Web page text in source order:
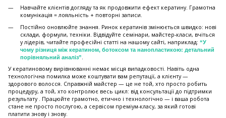
Навчайте клієнтів догляду та як продовжити ефект кератину. Грамотна
комунікація = лояльність + повторні записи.
Постійно оновлюйте знання. Ринок кератинів змінюється швидко: нові
склади, формули, техніки. Відвідуйте семінари, майстер-класи, вчіться
у лідерів, читайте професійні статті на нашому сайті, наприклад: “У
чому різниця між кератином, ботоксом та нанопластикою: детальний
порівняльний аналіз”
У кератиновому вирівнюванні немає місця випадковості. Навіть одна
технологічна помилка може коштувати вам репутації, а клієнту —
здорового волосся. Справжній майстер — це не той, хто просто робить
процедуру, а той, хто контролює весь цикл: від консультації до підтримки
результату . Працюйте грамотно, етично і технологічно — і ваша робота
стане не просто послугою, а сервісом преміум-класу, за який готові
платити знову і знову.